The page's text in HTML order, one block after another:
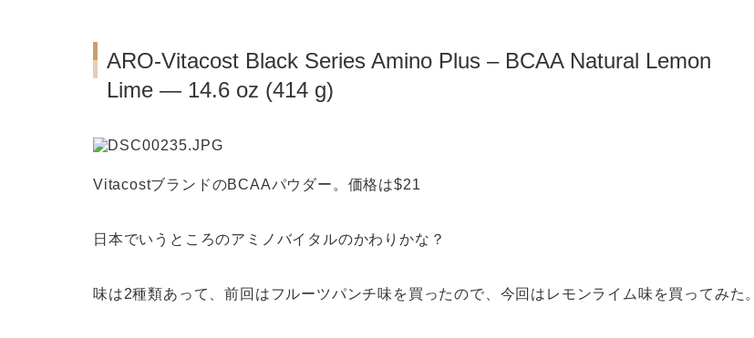
ARO-Vitacost Black Series Amino Plus – BCAA Natural Lemon
Lime — 14.6 oz (414 g)
VitacostブランドのBCAAパウダー。価格は$21
日本でいうところのアミノバイタルのかわりかな？
味は2種類あって、前回はフルーツパンチ味を買ったので、今回はレモンライム味を買ってみた。